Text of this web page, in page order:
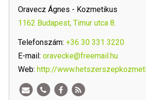
Oravecz Ágnes - Kozmetikus
1162 Budapest, Timur utca 8.
Telefonszám: +36 30 331 3220
E-mail: oravecke@freemail.hu
Web: http://